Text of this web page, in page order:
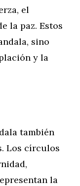
el
la paz. Estos
sino
y la
también
Los círculos
la